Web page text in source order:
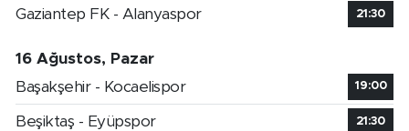
Gaziantep FK - Alanyaspor 21:30
16 Ağustos, Pazar
Başakşehir - Kocaelispor
19:00
Beşiktaş - Eyüpspor 21:30